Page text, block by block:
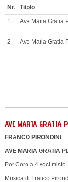
Nr. Titolo
1 Ave Maria Gratia
2 Ave Maria Gratia
AVE MARIA GRATIA
FRANCO PIRONDINI
AVE MARIA GRATIA
Per Coro a 4 voci miste
Musica di Franco